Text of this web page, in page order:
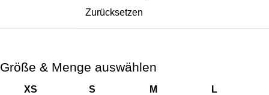
Zurücksetzen
Größe & Menge auswählen
XS S M L